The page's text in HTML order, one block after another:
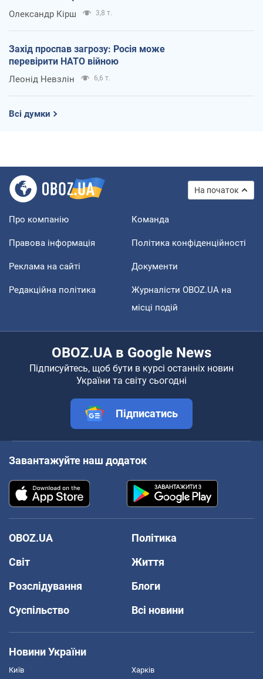
Олександр Кірш 3,8 т.
Захід проспав загрозу: Росія може
перевірити НАТО війною
Леонід Невзлін 6,6 т.
Всі думки
На початок
Про компанію Команда
Правова інформація Політика конфіденційності
Реклама на сайті Документи
Редакційна політика
Журналісти OBOZ.UA на
місці подій
OBOZ.UA в Google News
Підписуйтесь, щоб бути в курсі останніх новин
України та світу сьогодні
Підписатись
Завантажуйте наш додаток
OBOZ.UA
Політика
Світ
Життя
Розслідування
Блоги
Суспільство
Всі новини
Новини України
Київ Харків